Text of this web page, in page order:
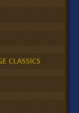
CLASSICS